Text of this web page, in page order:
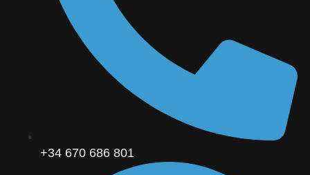
+34 670 686 801